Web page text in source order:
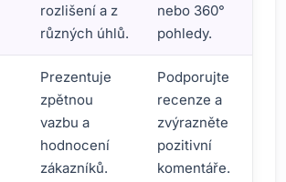
rozlišení a z
různých úhlů.
nebo 360°
pohledy.
Prezentuje
zpětnou
vazbu a
hodnocení
zákazníků.
Podporujte
recenze a
zvýrazněte
pozitivní
komentáře.